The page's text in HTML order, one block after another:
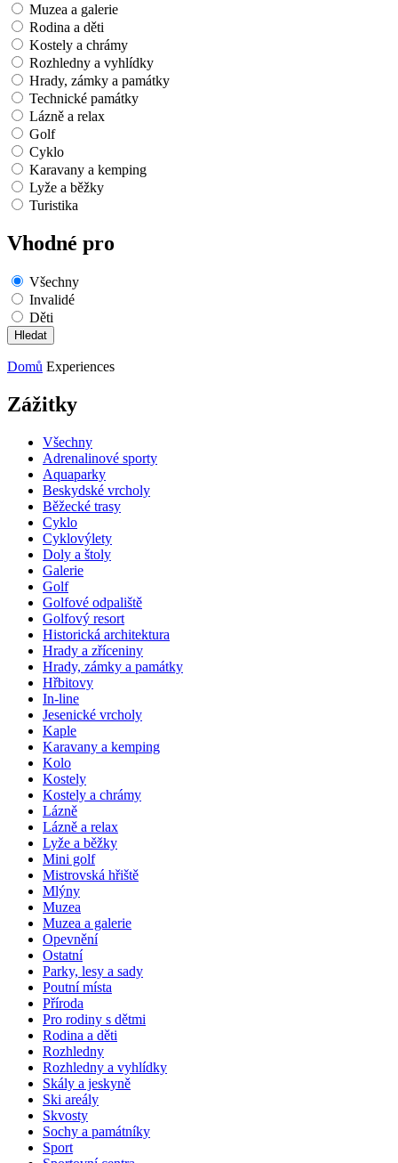
Muzea a galerie
Rodina a děti
Kostely a chrámy
Rozhledny a vyhlídky
Hrady, zámky a památky
Technické památky
Lázně a relax
Golf
Cyklo
Karavany a kemping
Lyže a běžky
Turistika
Vhodné pro
Všechny
Invalidé
Děti
Domů Experiences
Zážitky
Všechny
Adrenalinové sporty
Aquaparky
Beskydské vrcholy
Běžecké trasy
Cyklo
Cyklovýlety
Doly a štoly
Galerie
Golf
Golfové odpaliště
Golfový resort
Historická architektura
Hrady a zříceniny
Hrady, zámky a památky
Hřbitovy
In-line
Jesenické vrcholy
Kaple
Karavany a kemping
Kolo
Kostely
Kostely a chrámy
Lázně
Lázně a relax
Lyže a běžky
Mini golf
Mistrovská hřiště
Mlýny
Muzea
Muzea a galerie
Opevnění
Ostatní
Parky, lesy a sady
Poutní místa
Příroda
Pro rodiny s dětmi
Rodina a děti
Rozhledny
Rozhledny a vyhlídky
Skály a jeskyně
Ski areály
Skvosty
Sochy a památníky
Sport